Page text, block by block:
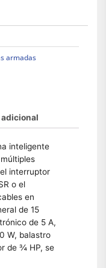
armadas
inteligente
interruptor
o el
en
de 15
de 5 A,
W, balastro
de ¾ HP, se